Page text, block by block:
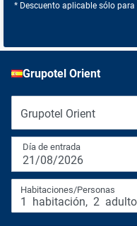
* Descuento aplicable sólo
Grupotel Orient
Grupotel Orient
Día de entrada
21/08/2026
Habitaciones/Personas
1 habitación, 2